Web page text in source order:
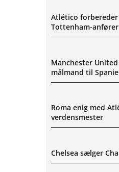
Atlético
Tottenham-anfører
Manchester
målmand til
Roma enig med
verdensmester
Chelsea sælger